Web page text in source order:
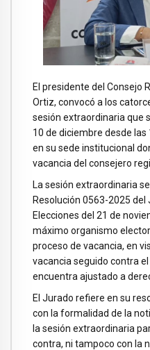
El presidente del Consejo
Ortiz, convocó a los
sesión extraordinaria que
10 de diciembre desde
en su sede institucional
vacancia del consejero
La sesión extraordinaria
Resolución 0563-2025 del
Elecciones del 21 de
máximo organismo
proceso de vacancia, en
vacancia seguido contra
encuentra ajustado a
El Jurado refiere en su
con la formalidad de la
la sesión extraordinaria
contra, ni tampoco con la